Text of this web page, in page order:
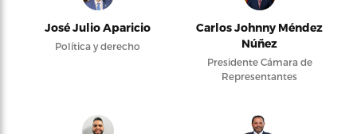
José Julio Aparicio
Política y derecho
Carlos Johnny Méndez
Núñez
Presidente Cámara de
Representantes